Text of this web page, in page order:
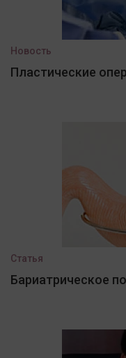
Новость
Пластические
Статья
Бариатрическое